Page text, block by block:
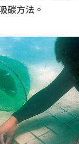
碳方法。